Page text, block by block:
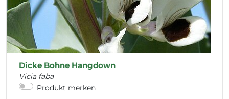
Dicke Bohne Hangdown
Vicia faba
Produkt merken